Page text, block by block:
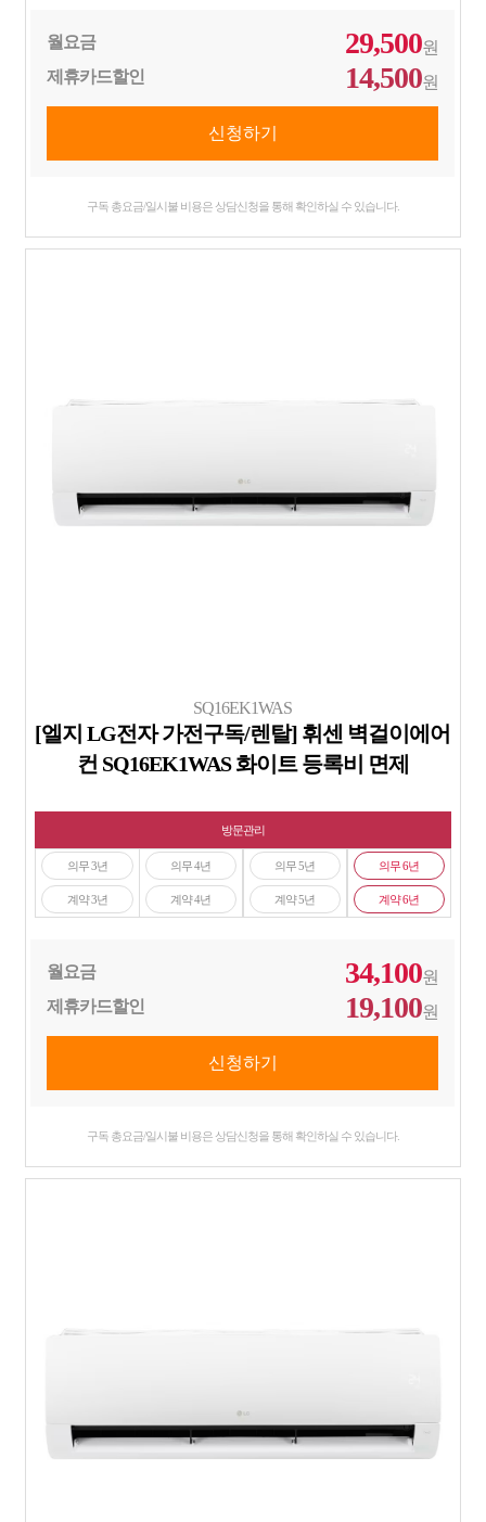
월요금 29,500원
제휴카드할인
14,500원
구독 총요금/일시불 비용은 상담신청을 통해 확인하실 수 있습니다.
SQ16EK1WAS
[엘지 LG전자 가전구독/렌탈] 휘센 벽걸이에어
컨 SQ16EK1WAS 화이트 등록비 면제
방문관리
의무 3년
계약 3년
의무 4년
계약 4년
의무 5년
계약 5년
의무 6년
계약 6년
월요금 34,100원
제휴카드할인
19,100원
구독 총요금/일시불 비용은 상담신청을 통해 확인하실 수 있습니다.